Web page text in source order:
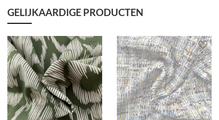
GELIJKAARDIGE PRODUCTEN